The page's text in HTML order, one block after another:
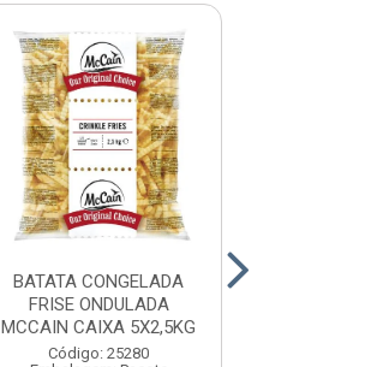
BATATA CONGELADA
FRISE ONDULADA
MCCAIN CAIXA 5X2,5KG
Código: 25280